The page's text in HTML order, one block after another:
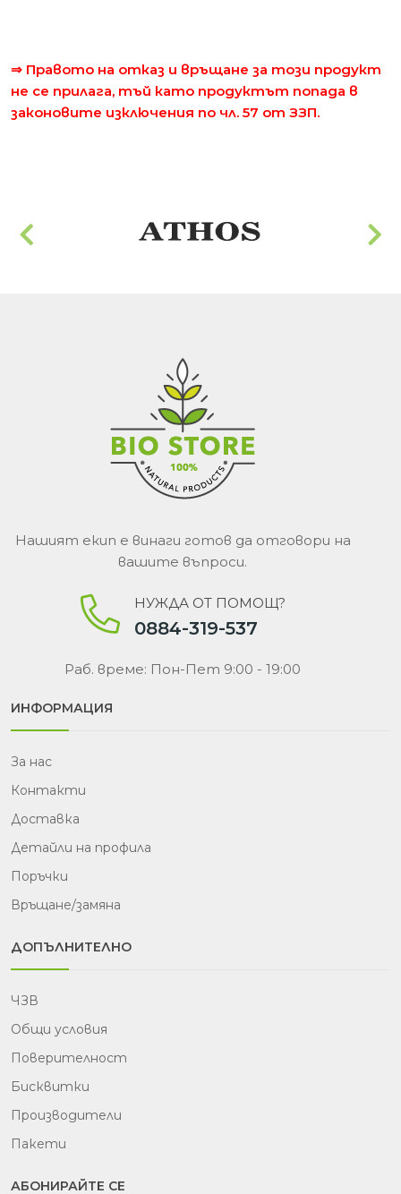
⇒ Правото на отказ и връщане за този продукт
не се прилага, тъй като продуктът попада в
законовите изключения по чл. 57 от ЗЗП.
Нашият екип е винаги готов да отговори на
вашите въпроси.
НУЖДА ОТ ПОМОЩ?
0884-319-537
Раб. време: Пон-Пет 9:00 - 19:00
ИНФОРМАЦИЯ
За нас
Контакти
Доставка
Детайли на профила
Поръчки
Връщане/замяна
ДОПЪЛНИТЕЛНО
ЧЗВ
Общи условия
Поверителност
Бисквитки
Производители
Пакети
АБОНИРАЙТЕ СЕ